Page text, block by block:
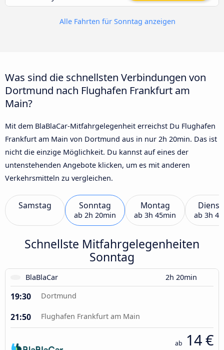
Alle Fahrten für Sonntag anzeigen
Was sind die schnellsten Verbindungen von
Dortmund nach Flughafen Frankfurt am
Main?
Mit dem BlaBlaCar-Mitfahrgelegenheit erreichst Du Flughafen
Frankfurt am Main von Dortmund aus in nur 2h 20min. Das ist
nicht die einzige Möglichkeit. Du kannst auf eines der
untenstehenden Angebote klicken, um es mit anderen
Verkehrsmitteln zu vergleichen.
Samstag Sonntag
ab 2h 20min
Montag
ab 3h 45min ab 3h
Schnellste Mitfahrgelegenheiten
Sonntag
BlaBlaCar 2h 20min
19:30 Dortmund
21:50 Flughafen Frankfurt am Main
ab 14 €